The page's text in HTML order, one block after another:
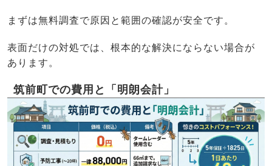
まずは無料調査で原因と範囲の確認が安全です。
表面だけの対処では、根本的な解決にならない場合が
あります。
筑前町での費用と「明朗会計」